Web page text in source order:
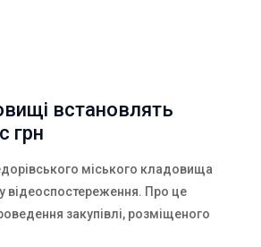
встановлять
грн
міського кладовища
відеоспостереження. Про це
закупівлі, розміщеного